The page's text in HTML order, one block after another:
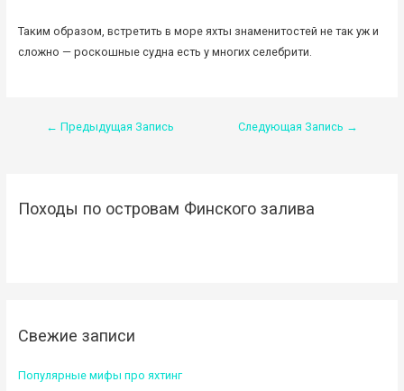
Таким образом, встретить в море яхты знаменитостей не так уж и
сложно — роскошные судна есть у многих селебрити.
Навигация
← Предыдущая Запись Следующая Запись →
Походы по островам Финского залива
Свежие записи
Популярные мифы про яхтинг